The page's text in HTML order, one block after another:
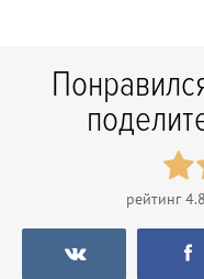
рейтинг4.8